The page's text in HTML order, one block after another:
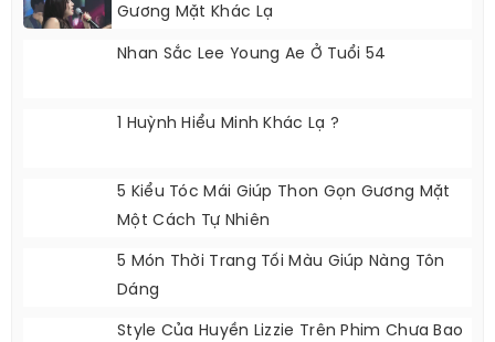
Gương Mặt Khác Lạ
Nhan Sắc Lee Young Ae Ở Tuổi 54
1 Huỳnh Hiểu Minh Khác Lạ ?
5 Kiểu Tóc Mái Giúp Thon Gọn Gương Mặt
Một Cách Tự Nhiên
5 Món Thời Trang Tối Màu Giúp Nàng Tôn
Dáng
Style Của Huyền Lizzie Trên Phim Chưa Bao